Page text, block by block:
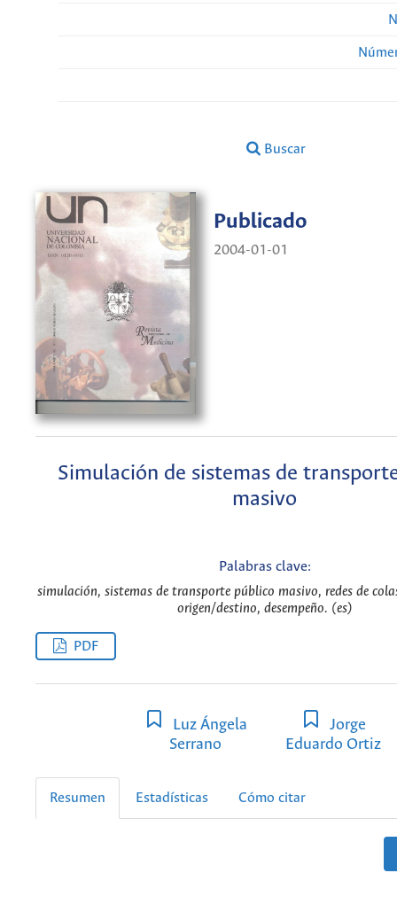
Buscar
Publicado
2004-01-01
Simulación de sistemas de
masivo
Palabras clave:
simulación, sistemas de transporte público masivo, redes de
origen/destino, desempeño. (es)
PDF
Luz Ángela
Serrano
Jorge
Eduardo Ortiz
Resumen Estadísticas Cómo citar